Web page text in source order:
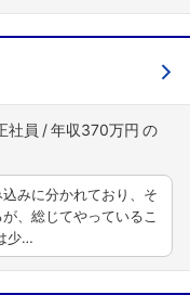
社員 年収370万円
みに分かれており、そ
、総じてやっているこ
少…